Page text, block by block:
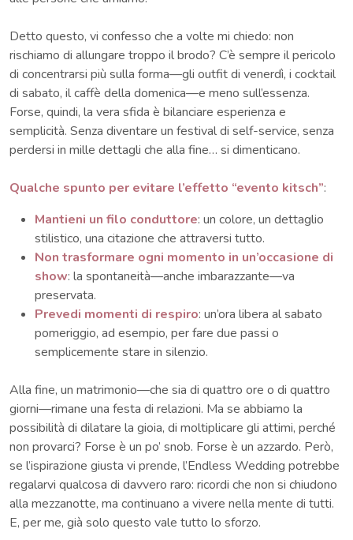
Detto questo, vi confesso che a volte mi chiedo: non
rischiamo di allungare troppo il brodo? C’è sempre il pericolo
di concentrarsi più sulla forma—gli outfit di venerdì, i cocktail
di sabato, il caffè della domenica—e meno sull’essenza.
Forse, quindi, la vera sfida è bilanciare esperienza e
semplicità. Senza diventare un festival di self-service, senza
perdersi in mille dettagli che alla fine… si dimenticano.
Qualche spunto per evitare l’effetto “evento kitsch”:
Mantieni un filo conduttore: un colore, un dettaglio
stilistico, una citazione che attraversi tutto.
Non trasformare ogni momento in un’occasione di
show: la spontaneità—anche imbarazzante—va
preservata.
Prevedi momenti di respiro: un’ora libera al sabato
pomeriggio, ad esempio, per fare due passi o
semplicemente stare in silenzio.
Alla fine, un matrimonio—che sia di quattro ore o di quattro
giorni—rimane una festa di relazioni. Ma se abbiamo la
possibilità di dilatare la gioia, di moltiplicare gli attimi, perché
non provarci? Forse è un po’ snob. Forse è un azzardo. Però,
se l’ispirazione giusta vi prende, l’Endless Wedding potrebbe
regalarvi qualcosa di davvero raro: ricordi che non si chiudono
alla mezzanotte, ma continuano a vivere nella mente di tutti.
E, per me, già solo questo vale tutto lo sforzo.